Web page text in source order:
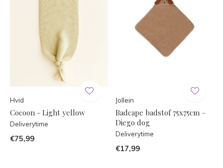
Hvid
Cocoon - Light yellow
Deliverytime
€75,99
Jollein
Badcape badstof 75x75cm –
Diego dog
Deliverytime
€17,99